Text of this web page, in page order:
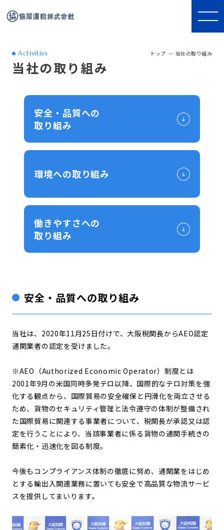
Activities
当社の取り組み
トップ 当社の取り組み
安全・品質への
取り組み
環境への取り組み
働きやすさへの
取り組み
安全・品質への取り組み
当社は、2020年11月25日付けで、大阪税関長からAEO認定
通関業者の認定を受けました。
※AEO（Authorized Economic Operator）制度とは
2001年9月の米国同時多発テロ以降、国際的なテロ対策を強
化する観点から、国際貿易の安全確保と円滑化を両立させる
ため、貨物のセキュリティ管理と法令遵守の体制が整備され
た国際貿易に関連する事業者について、税関長が承認又は認
定を行うことにより、当該事業者に係る貨物の通関手続きの
簡素化・迅速化を図る制度。
今後もコンプライアンス体制の徹底に努め、通関業をはじめ
とする輸出入関連業務に置いても安全で高品質な物流サービ
スを提供してまいります。